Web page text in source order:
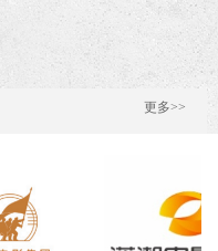
更多>>